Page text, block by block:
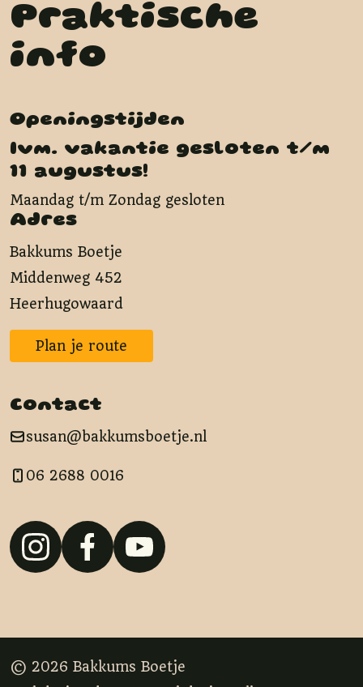
Praktische
info
Openingstijden
Ivm. vakantie gesloten t/m
11 augustus!
Maandag t/m Zondag gesloten
Adres
Bakkums Boetje
Middenweg 452
Heerhugowaard
Plan je route
Contact
susan@bakkumsboetje.nl
06 2688 0016
© 2026 Bakkums Boetje